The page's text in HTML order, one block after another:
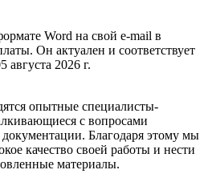
Word на свой e-mail в
Он актуален и соответствует
августа 2026 г.
опытные специалисты-
с вопросами
Благодаря этому мы
качество своей работы и нести
материалы.